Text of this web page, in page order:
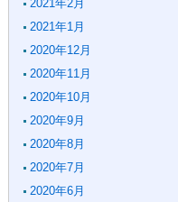
2021年2月
2021年1月
2020年12月
2020年11月
2020年10月
2020年9月
2020年8月
2020年7月
2020年6月